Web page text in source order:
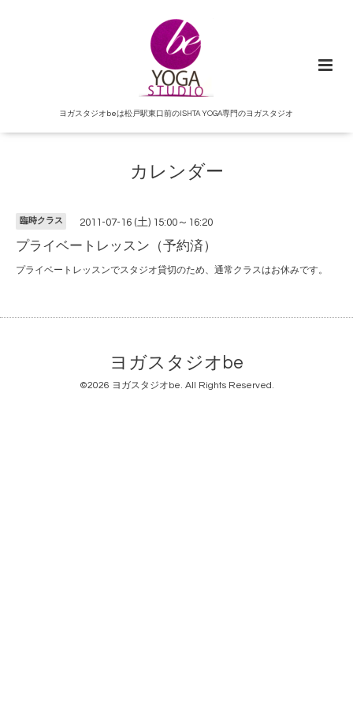
ヨガスタジオbeは松戸駅東口前のISHTA YOGA専門のヨガスタジオ
カレンダー
臨時クラス 2011-07-16 (土) 15:00～16:20
プライベートレッスン（予約済）
プライベートレッスンでスタジオ貸切のため、通常クラスはお休みです。
ヨガスタジオbe
©2026 ヨガスタジオbe. All Rights Reserved.